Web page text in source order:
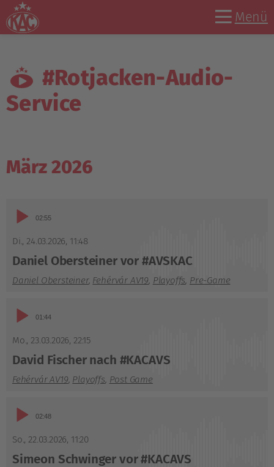
Menü
#Rotjacken-Audio-
Service
März 2026
Audio-02:55
Di., 24.03.2026, 11:48
Daniel Obersteiner vor #AVSKAC
Daniel Obersteiner, Fehérvár AV19, Playoffs, Pre-Game
Audio-01:44
Mo., 23.03.2026, 22:15
David Fischer nach #KACAVS
Fehérvár AV19, Playoffs, Post Game
Audio-02:48
So., 22.03.2026, 11:20
Simeon Schwinger vor #KACAVS